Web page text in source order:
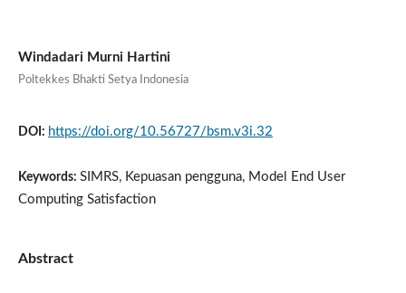
Windadari Murni Hartini
Poltekkes Bhakti Setya Indonesia
DOI: https://doi.org/10.56727/bsm.v3i.32
Keywords: SIMRS, Kepuasan pengguna, Model End User
Computing Satisfaction
Abstract